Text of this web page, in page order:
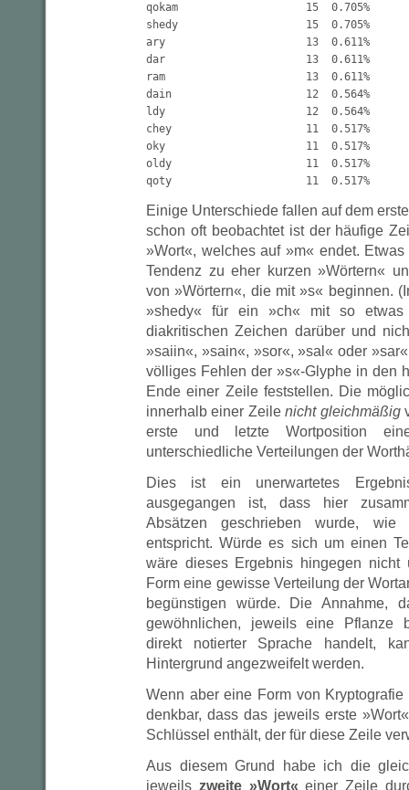
qokam                    15  0.705%
shedy                    15  0.705%
ary                      13  0.611%
dar                      13  0.611%
ram                      13  0.611%
dain                     12  0.564%
ldy                      12  0.564%
chey                     11  0.517%
oky                      11  0.517%
oldy                     11  0.517%
Einige Unterschiede fallen auf dem
schon oft beobachtet ist der häufige
»Wort«, welches auf »m« endet.
Tendenz zu eher kurzen »Wörtern«
von »Wörtern«, die mit »s« beginnen.
»shedy« für ein »ch« mit so etwas
diakritischen Zeichen darüber und
»saiin«, »sain«, »sor«, »sal« oder
völliges Fehlen der »s«-Glyphe in den
Ende einer Zeile feststellen. Die
innerhalb einer Zeilenicht gleichmäßig
erste und letzte Wortposition
unterschiedliche Verteilungen der
Dies ist ein unerwartetes
ausgegangen ist, dass hier
Absätzen geschrieben wurde, wie
entspricht. Würde es sich um einen
wäre dieses Ergebnis hingegen nicht
Form eine gewisse Verteilung der
begünstigen würde. Die Annahme,
gewöhnlichen, jeweils eine Pflanze
direkt notierter Sprache handelt,
Hintergrund angezweifelt werden.
Wenn aber eine Form von
denkbar, dass das jeweils erste
Schlüssel enthält, der für diese Zeile
Aus diesem Grund habe ich die
jeweils zweite »Wort« einer Zeile